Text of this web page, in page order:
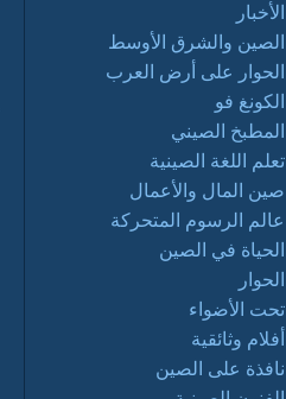
الأخبار
الصين والشرق الأوسط
الحوار على أرض العرب
الكونغ فو
المطبخ الصيني
تعلم اللغة الصينية
صين المال والأعمال
عالم الرسوم المتحركة
الحياة في الصين
الحوار
تحت الأضواء
أفلام وثائقية
نافذة على الصين